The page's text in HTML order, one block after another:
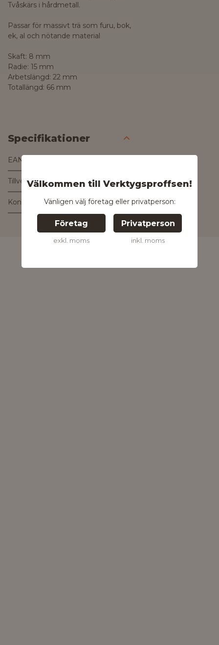
Välkommen till Verktygsproffsen!
Vänligen välj företag eller privatperson:
Företag
exkl. moms
Privatperson
inkl. moms
Tvåskärs i hårdmetall.
Passar för massivt trä som furu, bok,
ek, al och nötande material
Skaft: 8 mm
Radie: 15 mm
Arbetslängd: 22 mm
Totallängd: 66 mm
Specifikationer
EAN
Tillverkare
Kontakta tillverkaren
Kontakta oss för
mer information